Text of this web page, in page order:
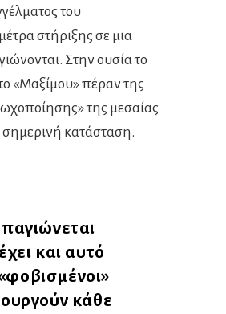
του
στήριξης σε μια
Στην ουσία το
«Μαξίμου» πέραν της
της μεσαίας
σημερινή κατάσταση.
και αυτό
κάθε